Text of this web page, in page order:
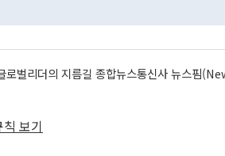
로벌리더의 지름길 종합뉴스통신사 뉴스핌
보기